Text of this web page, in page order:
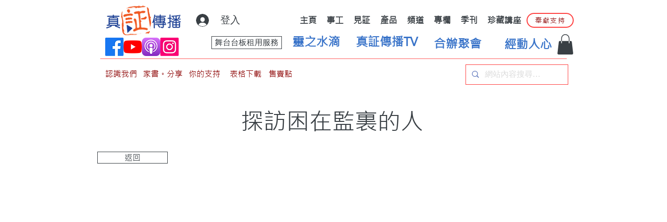
登入 主頁 事工 見証 產品 頻道 專欄 季刊 珍藏講座 奉獻支持
靈之水滴
舞台台板租用服務 真証傳播TV 合辦聚會 經動人心
認識我們 家書。分享 你的支持 表格下載 售賣點
探訪困在監裏的人
返回